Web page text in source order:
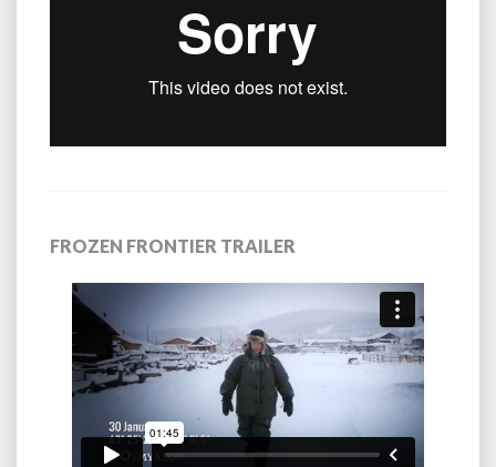
FROZEN FRONTIER TRAILER